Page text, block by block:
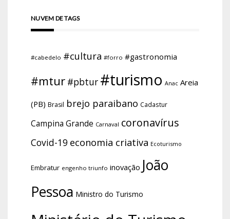
NUVEM DE TAGS
#cabedelo #cultura #forro #gastronomia
#mtur #pbtur #turismo Anac Areia
(PB) Brasil brejo paraibano Cadastur
Campina Grande Carnaval coronavírus
Covid-19 economia criativa Ecoturismo
Embratur engenho triunfo inovação João
Pessoa Ministro do Turismo